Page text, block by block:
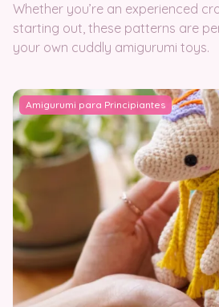
Whether you’re an experienced
starting out, these patterns are
your own cuddly amigurumi toys.
Amigurumi para Principiantes